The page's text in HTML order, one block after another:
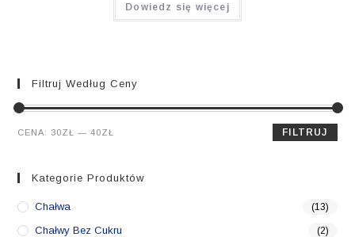
Dowiedz się więcej
Filtruj Według Ceny
Cena
Cena
FILTRUJ
CENA: 30ZŁ —40ZŁ
Kategorie Produktów
Chałwa (13)
Chałwy Bez Cukru (2)